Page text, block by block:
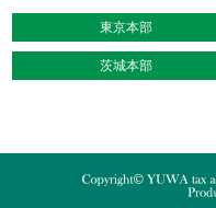
東京本部
茨城本部